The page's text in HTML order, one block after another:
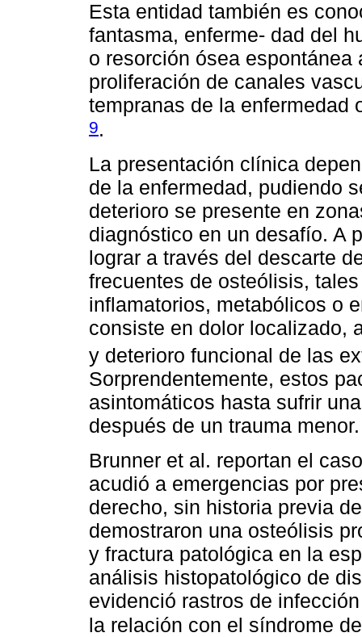
Esta entidad también es
fantasma, enferme- dad del
o resorción ósea
proliferación de canales
tempranas de la enfermedad
9.
La presentación clínica
de la enfermedad, pudiendo
deterioro se presente en
diagnóstico en un desafío. A
lograr a través del descarte
frecuentes de osteólisis,
inflamatorios, metabólicos o
consiste en dolor localizado,
y deterioro funcional de las
Sorprendentemente, estos
asintomáticos hasta sufrir
después de un trauma menor.
Brunner et al. reportan el
acudió a emergencias por
derecho, sin historia previa
demostraron una osteólisis
y fractura patológica en la
análisis histopatológico de
evidenció rastros de
la relación con el síndrome